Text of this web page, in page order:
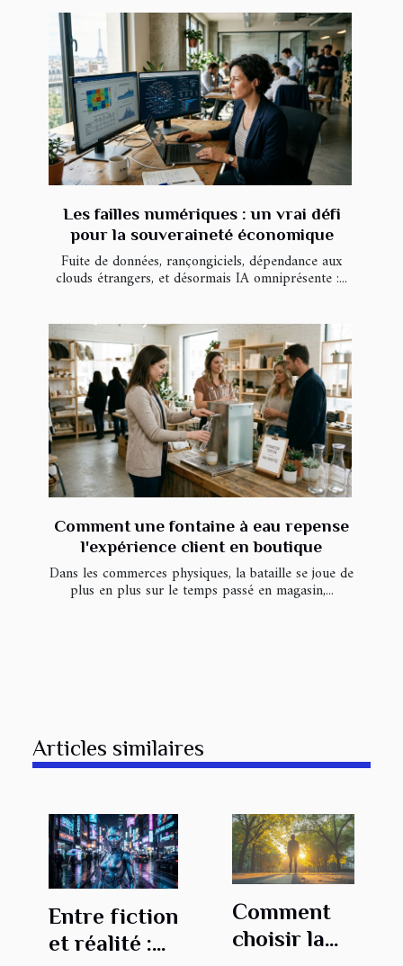
Les failles numériques : un vrai défi
pour la souveraineté économique
Fuite de données, rançongiciels, dépendance aux
clouds étrangers, et désormais IA omniprésente :...
Comment une fontaine à eau repense
l'expérience client en boutique
Dans les commerces physiques, la bataille se joue de
plus en plus sur le temps passé en magasin,...
Articles similaires
Entre fiction
et réalité :
Comment
choisir la